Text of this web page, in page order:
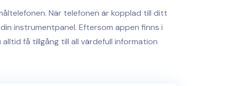
När telefonen är kopplad till ditt
instrumentpanel. Eftersom appen finns i
få tillgång till all värdefull information